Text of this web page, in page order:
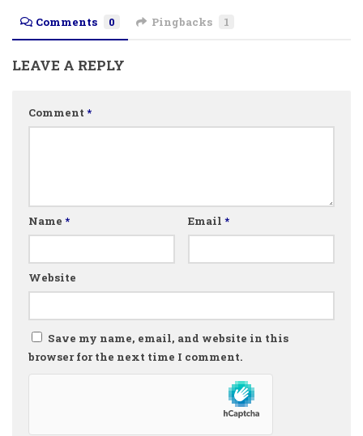
Comments 0 Pingbacks 1
LEAVE A REPLY
Comment *
Name * Email *
Website
Save my name, email, and website in this
browser for the next time I comment.